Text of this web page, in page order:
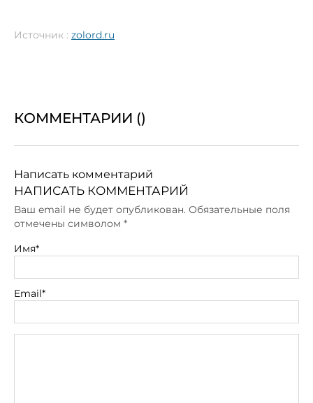
Источник : zolord.ru
КОММЕНТАРИИ ()
Написать комментарий
НАПИСАТЬ КОММЕНТАРИЙ
Ваш email не будет опубликован. Обязательные поля
отмечены символом *
Имя*
Email*